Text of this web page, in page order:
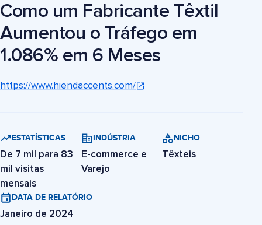
Como um Fabricante Têxtil
Aumentou o Tráfego em
1.086% em 6 Meses
https://www.hiendaccents.com/
ESTATÍSTICAS
De 7 mil para 83
mil visitas
mensais
INDÚSTRIA
E-commerce e
Varejo
NICHO
Têxteis
DATA DE RELATÓRIO
Janeiro de 2024